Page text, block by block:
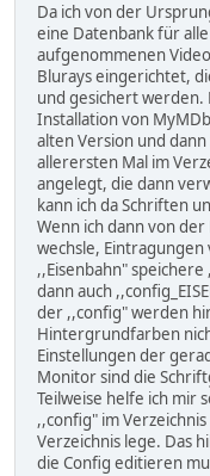
Da ich von der
eine Datenbank für
aufgenommenen
Blurays eingerichtet,
und gesichert werden.
Installation von
alten Version und
allerersten Mal im
angelegt, die dann
kann ich da Schriften
Wenn ich dann von
wechsle,
,,Eisenbahn"
dann auch
der ,,config" werden
Hintergrundfarben
Einstellungen der
Monitor sind die
Teilweise helfe ich mir
,,config" im
Verzeichnis lege. Das
die Config editieren